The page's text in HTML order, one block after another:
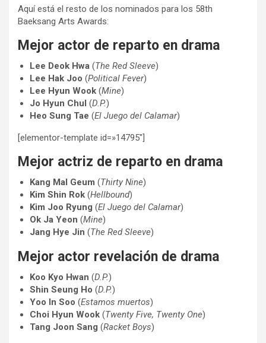
Aquí está el resto de los nominados para los 58th
Baeksang Arts Awards:
Mejor actor de reparto en drama
Lee Deok Hwa (The Red Sleeve)
Lee Hak Joo (Political Fever)
Lee Hyun Wook (Mine)
Jo Hyun Chul (D.P.)
Heo Sung Tae (El Juego del Calamar)
[elementor-template id=»14795″]
Mejor actriz de reparto en drama
Kang Mal Geum (Thirty Nine)
Kim Shin Rok (Hellbound)
Kim Joo Ryung (El Juego del Calamar)
Ok Ja Yeon (Mine)
Jang Hye Jin (The Red Sleeve)
Mejor actor revelación de drama
Koo Kyo Hwan (D.P.)
Shin Seung Ho (D.P.)
Yoo In Soo (Estamos muertos)
Choi Hyun Wook (Twenty Five, Twenty One)
Tang Joon Sang (Racket Boys)